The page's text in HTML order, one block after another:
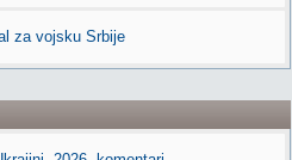
za vojsku Srbije